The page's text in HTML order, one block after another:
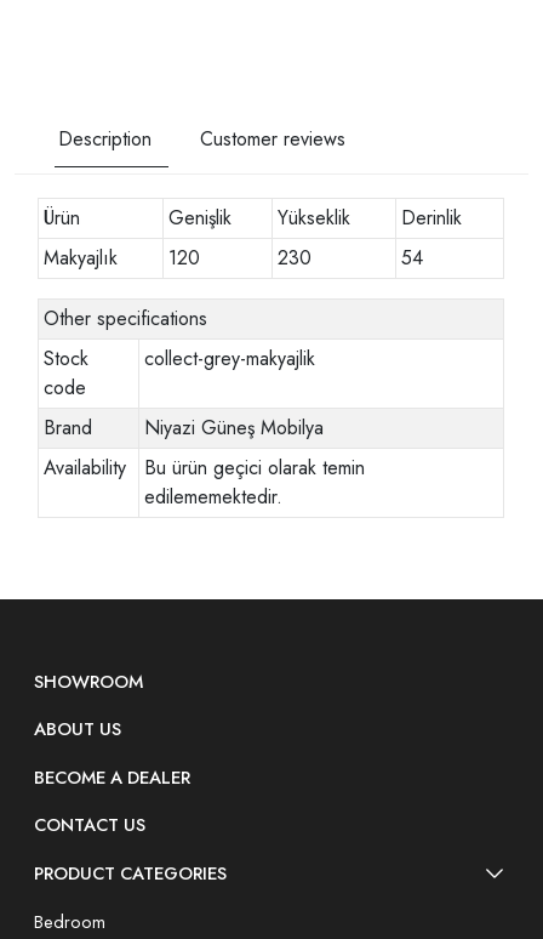
Description Customer reviews
Ürün Genişlik Yükseklik
Derinlik
Makyajlık
120 230 54
Other specifications
Stock
code
collect-grey-makyajlik
Brand
Niyazi Güneş Mobilya
Availability
Bu ürün geçici olarak temin
edilememektedir.
SHOWROOM
ABOUT US
BECOME A DEALER
CONTACT US
PRODUCT CATEGORIES
Bedroom